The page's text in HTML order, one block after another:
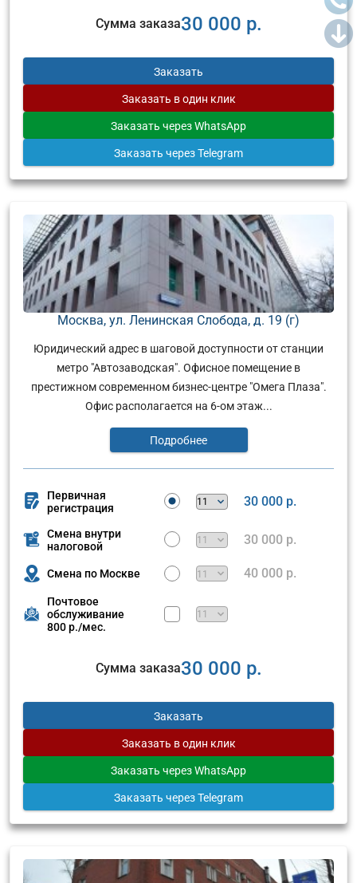
Сумма заказа30 000 р.
Заказать
Заказать в один клик
Заказать через WhatsApp
Заказать через Telegram
Москва, ул. Ленинская Слобода, д. 19 (г)
Юридический адрес в шаговой доступности от станции
метро "Автозаводская". Офисное помещение в
престижном современном бизнес-центре "Омега Плаза".
Офис располагается на 6-ом этаж...
Подробнее
Первичная
регистрация
30 000 р.
Смена внутри
налоговой
30 000 р.
Смена по Москве 40 000 р.
Почтовое
обслуживание
800 р./мес.
Сумма заказа30 000 р.
Заказать
Заказать в один клик
Заказать через WhatsApp
Заказать через Telegram